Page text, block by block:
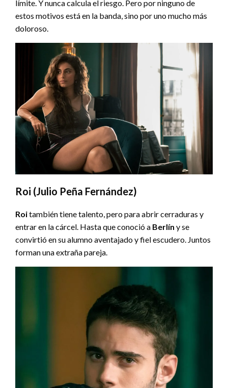
límite. Y nunca calcula el riesgo. Pero por ninguno de
estos motivos está en la banda, sino por uno mucho más
doloroso.
Roi (Julio Peña Fernández)
Roitambién tiene talento, pero para abrir cerraduras y
entrar en la cárcel. Hasta que conoció a Berlín y se
convirtió en su alumno aventajado y fiel escudero. Juntos
forman una extraña pareja.